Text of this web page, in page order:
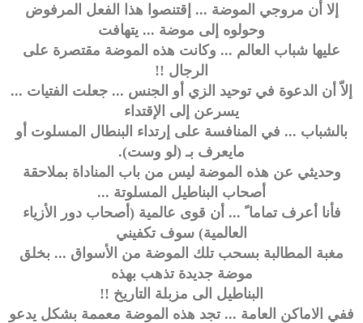
إلا أن مروجي الموضة ... إقتنصوا هذا الفعل المرفوض
وحولوه إلى موضة ... يتهافت
عليها شباب العالم ... وكانت هذه الموضة مقتصرة على
الرجال !!
إلاّ أن الدعوة في توحيد الزي أو الجنس ... جعلت الفتيات ...
يسرعن إلى الإقتداء
بالشباب ... في المنافسة على إرتداء البنطال المسلوت أو
مايعرف بـ (لو وست).
وحديثي عن هذه الموضة ليس من باب المناداة بملاحقة
أصحاب البناطيل المسلوتة ...
فأنا أعرف تماما ً ... أن قوى عالمية (أصحاب دور الأزياء
العالمية) سوف تكفيني
مغبة المطالبة بسحب تلك الموضة من الأسواق ... بخلق
موضة جديدة تذهب بهذه
البناطيل الى مزبلة التاريخ !!
ففي الاماكن العامة ... تجد هذه الموضة معممة بشكل يدعو